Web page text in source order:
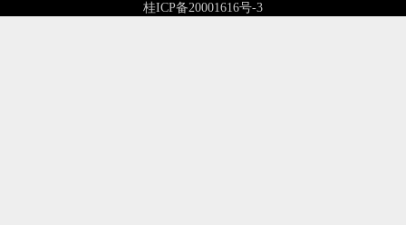
桂ICP备20001616号-3